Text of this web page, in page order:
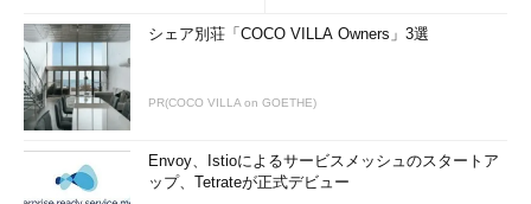
「HTTP/2をはじめとして、Webを次の次元に進めるために
も、完全HTTPS化は必須です。最後は“気持ち”で、完全HTTPS
化を進めていきましょう」と星氏は講演を締めくくった。
Yahoo! JAPAN HTTPS化への道のり
最後のセッションはヤフーのCTO室に所属する宮武大地氏によ
シェア別荘「COCO VILLA Owners」3選
PR(COCO VILLA on GOETHE)
Envoy、Istioによるサービスメッシュのスタートア
ップ、Tetrateが正式デビュー